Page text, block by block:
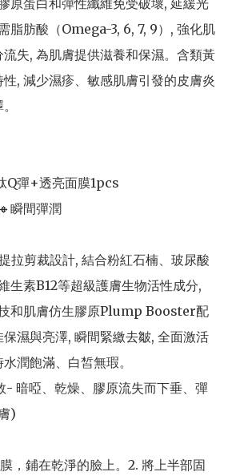
脂肪酸（Omega-3, 6, 7, 9）, 強化肌
失, 為肌膚提供滋養和保濕。含類黃
, 減少濕疹、敏感肌膚引發的皮膚炎
Q彈+透亮面膜1pcs
瞬間彈潤
拉剪裁設計, 結合粉紅石楠、玻尿酸
生素B12等超級護膚生物活性成分,
和肌膚仿生膠原Plump Booster配
濕與亮澤, 瞬間緊繳去皺, 全面激活
潤飽滿、白皙無瑕。
- 暗啞、乾燥、膠原流失而下垂、彈
)
，鋪在乾淨的臉上。2. 將上半部固